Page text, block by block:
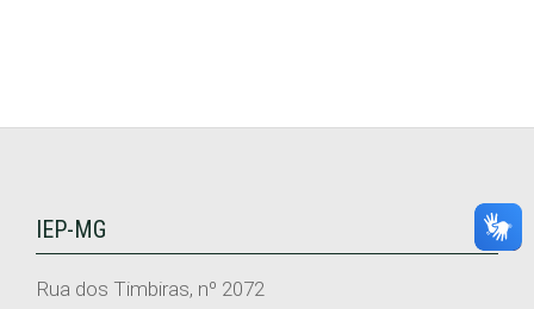
Contato
IEP-MG
Rua dos Timbiras, nº 2072